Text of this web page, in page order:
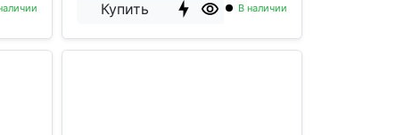
Купить
В наличии